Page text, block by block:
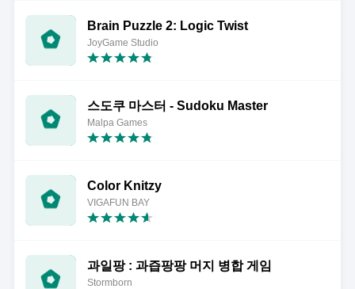
Brain Puzzle 2: Logic Twist
JoyGame Studio
스도쿠 마스터 - Sudoku Master
Malpa Games
Color Knitzy
VIGAFUN BAY
과일팡 : 과즙팡팡 머지 병합 게임
Stormborn